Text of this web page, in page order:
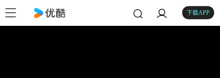
下载APP